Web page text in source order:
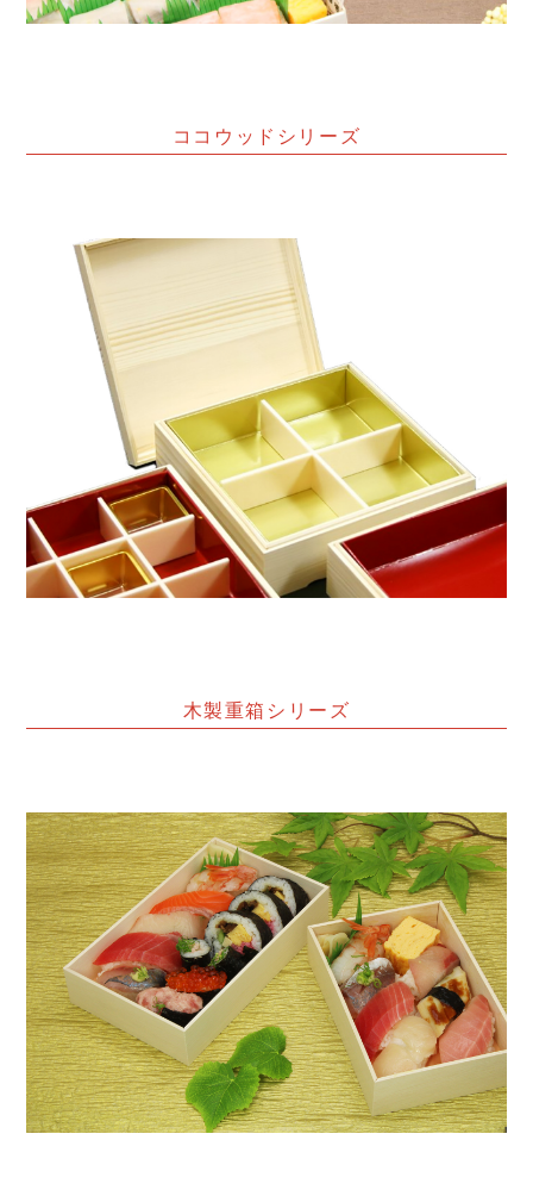
ココウッドシリーズ
木製重箱シリーズ